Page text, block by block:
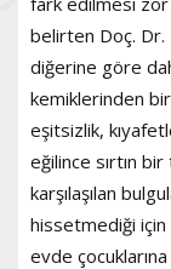
belirten Doç. Dr.
diğerine göre
kemiklerinden
eşitsizlik,
eğilince sırtın bir
karşılaşılan
hissetmediği
evde